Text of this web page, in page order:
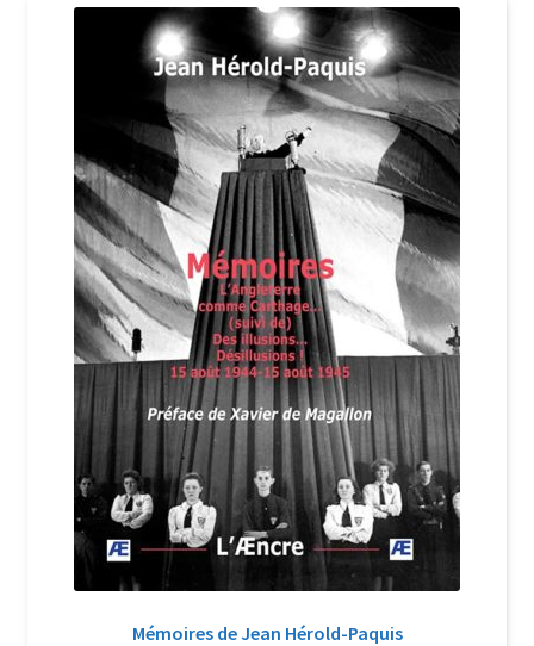
Mémoires de Jean Hérold-Paquis